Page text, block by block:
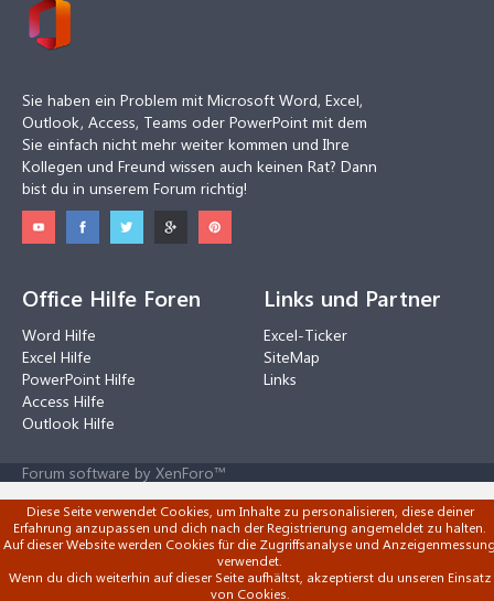
Sie haben ein Problem mit Microsoft Word, Excel,
Outlook, Access, Teams oder PowerPoint mit dem
Sie einfach nicht mehr weiter kommen und Ihre
Kollegen und Freund wissen auch keinen Rat? Dann
bist du in unserem Forum richtig!
Office Hilfe Foren
Word Hilfe
Excel Hilfe
PowerPoint Hilfe
Access Hilfe
Outlook Hilfe
Links und Partner
Excel-Ticker
SiteMap
Links
Forum software by XenForo™
Diese Seite verwendet Cookies, um Inhalte zu personalisieren, diese deiner
Erfahrung anzupassen und dich nach der Registrierung angemeldet zu halten.
Auf dieser Website werden Cookies für die Zugriffsanalyse und
verwendet.
Wenn du dich weiterhin auf dieser Seite aufhältst, akzeptierst du unseren Einsatz
von Cookies.